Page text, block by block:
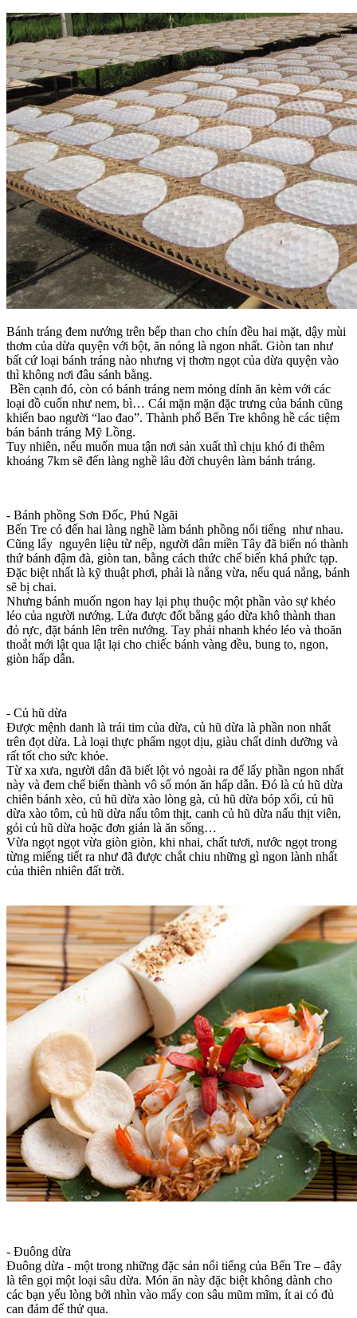
Bánh tráng đem nướng trên bếp than cho chín đều hai mặt, dậy mùi
thơm của dừa quyện với bột, ăn nóng là ngon nhất. Giòn tan như
bất cứ loại bánh tráng nào nhưng vị thơm ngọt của dừa quyện vào
thì không nơi đâu sánh bằng.
Bền cạnh đó, còn có bánh tráng nem mỏng dính ăn kèm với các
loại đồ cuốn như nem, bì… Cái mặn mặn đặc trưng của bánh cũng
khiến bao người “lao đao”. Thành phố Bến Tre không hề các tiệm
bán bánh tráng Mỹ Lồng.
Tuy nhiên, nếu muốn mua tận nơi sản xuất thì chịu khó đi thêm
khoảng 7km sẽ đến làng nghề lâu đời chuyên làm bánh tráng.
- Bánh phồng Sơn Đốc, Phú Ngãi
Bến Tre có đến hai làng nghề làm bánh phồng nổi tiếng như nhau.
Cũng lấy nguyên liệu từ nếp, người dân miền Tây đã biến nó thành
thứ bánh đậm đà, giòn tan, bằng cách thức chế biến khá phức tạp.
Đặc biệt nhất là kỹ thuật phơi, phải là nắng vừa, nếu quá nắng, bánh
sẽ bị chai.
Nhưng bánh muốn ngon hay lại phụ thuộc một phần vào sự khéo
léo của người nướng. Lửa được đốt bằng gáo dừa khô thành than
đỏ rực, đặt bánh lên trên nướng. Tay phải nhanh khéo léo và thoăn
thoắt mới lật qua lật lại cho chiếc bánh vàng đều, bung to, ngon,
giòn hấp dẫn.
- Củ hũ dừa
Được mệnh danh là trái tim của dừa, củ hũ dừa là phần non nhất
trên đọt dừa. Là loại thực phẩm ngọt dịu, giàu chất dinh dưỡng và
rất tốt cho sức khỏe.
Từ xa xưa, người dân đã biết lột vỏ ngoài ra để lấy phần ngon nhất
này và đem chế biến thành vô số món ăn hấp dẫn. Đó là củ hũ dừa
chiên bánh xèo, củ hũ dừa xào lòng gà, củ hũ dừa bóp xổi, củ hũ
dừa xào tôm, củ hũ dừa nấu tôm thịt, canh củ hũ dừa nấu thịt viên,
gỏi củ hũ dừa hoặc đơn giản là ăn sống…
Vừa ngọt ngọt vừa giòn giòn, khi nhai, chất tươi, nước ngọt trong
từng miếng tiết ra như đã được chắt chiu những gì ngon lành nhất
của thiên nhiên đất trời.
- Đuông dừa
Đuông dừa - một trong những đặc sản nổi tiếng của Bến Tre – đây
là tên gọi một loại sâu dừa. Món ăn này đặc biệt không dành cho
các bạn yếu lòng bởi nhìn vào mấy con sâu mũm mĩm, ít ai có đủ
can đảm để thử qua.